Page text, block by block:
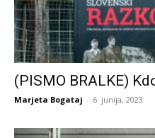
(PISMO BRALKE)
Marjeta Bogataj - 6. junija, 2023